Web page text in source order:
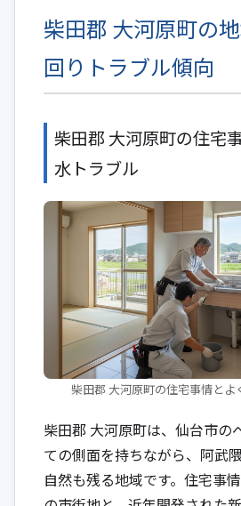
柴田郡 大河原町の
回りトラブル傾向
柴田郡 大河原町の住宅
水トラブル
柴田郡 大河原町の住宅事情とよ
柴田郡 大河原町は、仙台市の
ての側面を持ちながら、阿武
自然も残る地域です。住宅事